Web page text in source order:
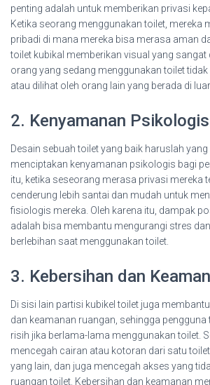
penting adalah untuk memberikan privasi
Ketika seorang menggunakan toilet, mereka
pribadi di mana mereka bisa merasa aman
toilet kubikal memberikan visual yang sangat
orang yang sedang menggunakan toilet
atau dilihat oleh orang lain yang berada di luar.
2. Kenyamanan Psikologis
Desain sebuah toilet yang baik haruslah
menciptakan kenyamanan psikologis bagi
itu, ketika seseorang merasa privasi mereka
cenderung lebih santai dan mudah untuk
fisiologis mereka. Oleh karena itu, dampak
adalah bisa membantu mengurangi stres
berlebihan saat menggunakan toilet.
3. Kebersihan dan
Di sisi lain partisi kubikel toilet juga
dan keamanan ruangan, sehingga pengguna
risih jika berlama-lama menggunakan toilet.
mencegah cairan atau kotoran dari satu
yang lain, dan juga mencegah akses yang
ruangan toilet. Kebersihan dan keamanan